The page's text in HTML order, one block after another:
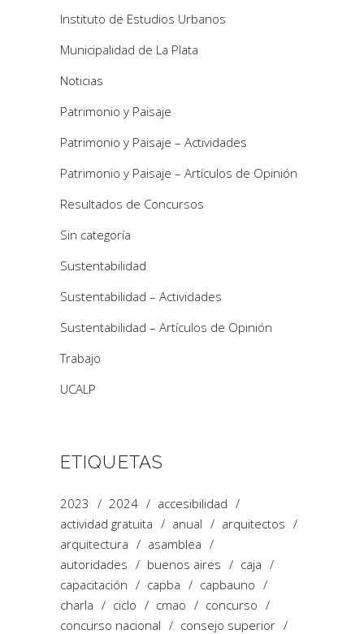
Instituto de Estudios Urbanos
Municipalidad de La Plata
Noticias
Patrimonio y Paisaje
Patrimonio y Paisaje – Actividades
Patrimonio y Paisaje – Artículos de Opinión
Resultados de Concursos
Sin categoría
Sustentabilidad
Sustentabilidad – Actividades
Sustentabilidad – Artículos de Opinión
Trabajo
UCALP
ETIQUETAS
2023 2024
accesibilidad
actividad gratuita
anual
arquitectos
arquitectura
asamblea
autoridades
buenos aires
caja
capacitación
capba
capbauno
charla
ciclo cmao
concurso
concurso nacional
consejo superior